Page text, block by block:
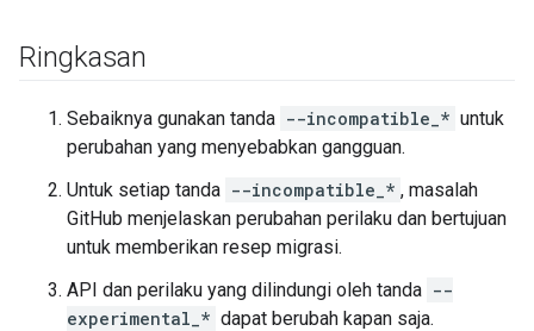
Ringkasan
Sebaiknya gunakan tanda --incompatible_* untuk
perubahan yang menyebabkan gangguan.
Untuk setiap tanda --incompatible_* , masalah
GitHub menjelaskan perubahan perilaku dan bertujuan
untuk memberikan resep migrasi.
API dan perilaku yang dilindungi oleh tanda --
experimental_* dapat berubah kapan saja.